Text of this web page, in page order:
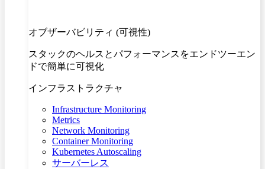
オブザーバビリティ (可視性)
スタックのヘルスとパフォーマンスをエンドツーエン
ドで簡単に可視化
インフラストラクチャ
Infrastructure Monitoring
Metrics
Network Monitoring
Container Monitoring
Kubernetes Autoscaling
サーバーレス